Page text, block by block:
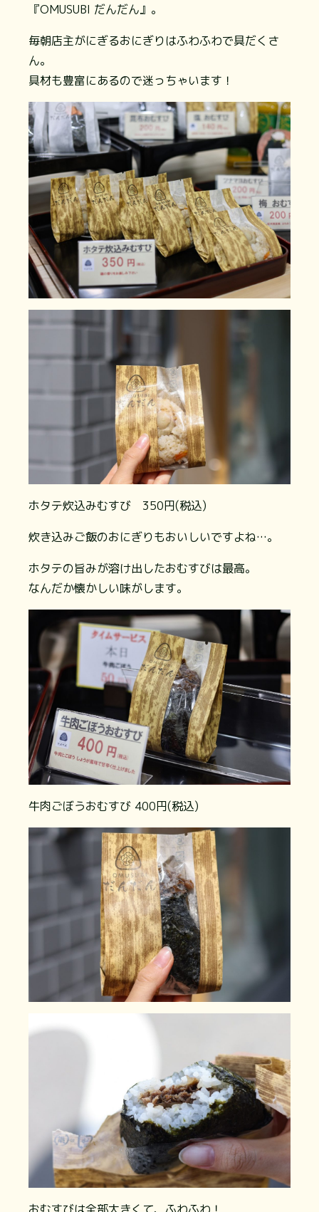
『OMUSUBI だんだん』。
毎朝店主がにぎるおにぎりはふわふわで具だくさ
ん。
具材も豊富にあるので迷っちゃいます！
ホタテ炊込みむすび 350円(税込)
炊き込みご飯のおにぎりもおいしいですよね…。
ホタテの旨みが溶け出したおむすびは最高。
なんだか懐かしい味がします。
牛肉ごぼうおむすび 400円(税込)